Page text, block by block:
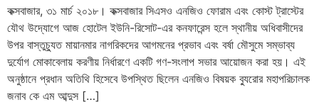
কক্সবাজার, ৩১ মার্চ ২০১৮। কক্সবাজার সিএসও এনজিও ফোরাম এবং কোস্ট ট্রাস্টের
যৌথ উদ্যোগে আজ হোটেল ইউনি-রিসোট-এর কনফারেন্স হলে স্থানীয় অধিবাসীদের
উপর বাস্তুচ্যুত মায়ানমার নাগরিকদের আগমনের প্রভাব এবং বর্ষা মৌসুমে সম্ভাব্য
দুর্যোগ মোকাবেলায় করণীয় নির্ধারণে একটি গণ-সংলাপ সভার আয়োজন করা হয়। এই
অনুষ্ঠানে প্রধান অতিথি হিসেবে উপস্থিত ছিলেন এনজিও বিষয়ক ব্যুরোর মহাপরিচালক
জনাব কে এম আব্দুস […]